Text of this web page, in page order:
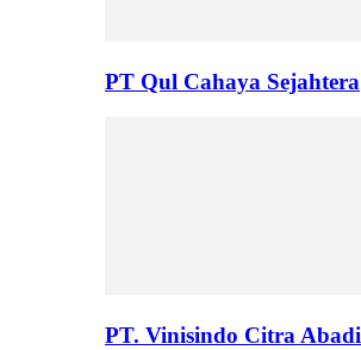
PT Qul Cahaya Sejahtera
PT. Vinisindo Citra Abadi